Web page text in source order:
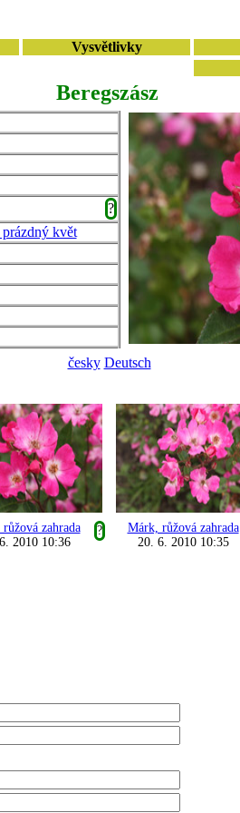
Vysvětlivky
Beregszász
?
květ
česky Deutsch
zahrada
?
2010 10:36
Márk, růžová zahrada
20. 6. 2010 10:35